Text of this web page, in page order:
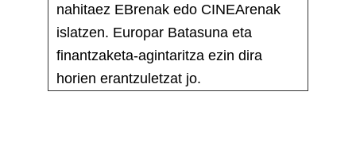
nahitaez EBrenak edo CINEArenak
islatzen. Europar Batasuna eta
finantzaketa-agintaritza ezin dira
horien erantzuletzat jo.